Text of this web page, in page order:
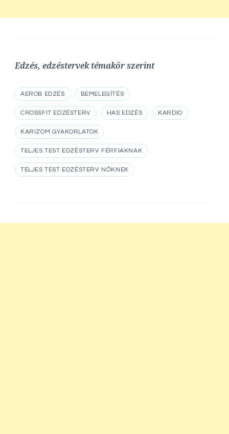
Edzés, edzéstervek témakör szerint
AEROB EDZÉS BEMELEGÍTÉS
CROSSFIT EDZÉSTERV HAS EDZÉS KARDIO
KARIZOM GYAKORLATOK
TELJES TEST EDZÉSTERV FÉRFIAKNAK
TELJES TEST EDZÉSTERV NŐKNEK